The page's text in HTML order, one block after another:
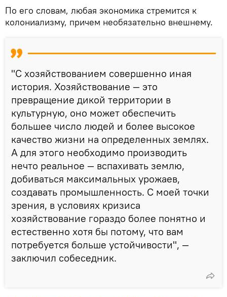
По его словам, любая экономика стремится к
колониализму, причем необязательно внешнему.
"С хозяйствованием совершенно иная
история. Хозяйствование — это
превращение дикой территории в
культурную, оно может обеспечить
большее число людей и более высокое
качество жизни на определенных землях.
А для этого необходимо производить
нечто реальное — вспахивать землю,
добиваться максимальных урожаев,
создавать промышленность. С моей точки
зрения, в условиях кризиса
хозяйствование гораздо более понятно и
естественно хотя бы потому, что вам
потребуется больше устойчивости", ―
заключил собеседник.